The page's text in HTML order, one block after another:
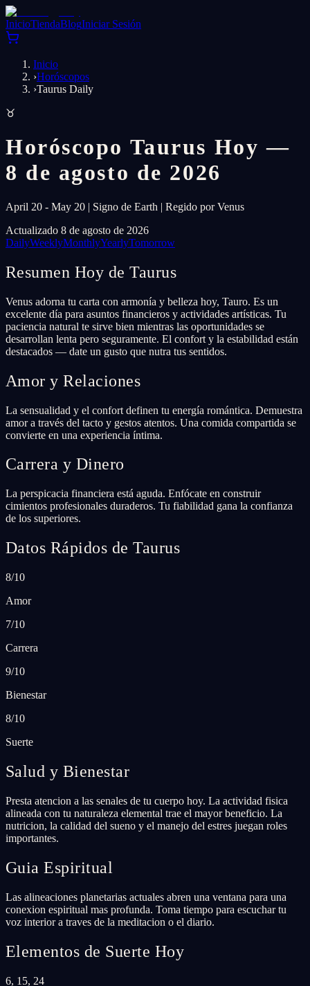
InicioTiendaBlogIniciar Sesión
Inicio
›Horóscopos
›Taurus Daily
♉
Horóscopo Taurus Hoy —
8 de agosto de 2026
April 20 - May 20 | Signo de Earth | Regido por Venus
Actualizado 8 de agosto de 2026
DailyWeeklyMonthlyYearlyTomorrow
Resumen Hoy de Taurus
Venus adorna tu carta con armonía y belleza hoy, Tauro. Es un
excelente día para asuntos financieros y actividades artísticas. Tu
paciencia natural te sirve bien mientras las oportunidades se
desarrollan lenta pero seguramente. El confort y la estabilidad están
destacados — date un gusto que nutra tus sentidos.
Amor y Relaciones
La sensualidad y el confort definen tu energía romántica. Demuestra
amor a través del tacto y gestos atentos. Una comida compartida se
convierte en una experiencia íntima.
Carrera y Dinero
La perspicacia financiera está aguda. Enfócate en construir
cimientos profesionales duraderos. Tu fiabilidad gana la confianza
de los superiores.
Datos Rápidos de Taurus
8/10
Amor
7/10
Carrera
9/10
Bienestar
8/10
Suerte
Salud y Bienestar
Presta atencion a las senales de tu cuerpo hoy. La actividad fisica
alineada con tu naturaleza elemental trae el mayor beneficio. La
nutricion, la calidad del sueno y el manejo del estres juegan roles
importantes.
Guia Espiritual
Las alineaciones planetarias actuales abren una ventana para una
conexion espiritual mas profunda. Toma tiempo para escuchar tu
voz interior a traves de la meditacion o el diario.
Elementos de Suerte Hoy
6, 15, 24